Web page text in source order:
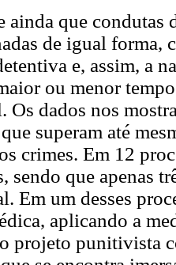
ainda que condutas
de igual forma,
e, assim, a
ou menor
Os dados nos
superam até
crimes. Em 12
sendo que apenas
Em um desses
aplicando a
projeto punitivista